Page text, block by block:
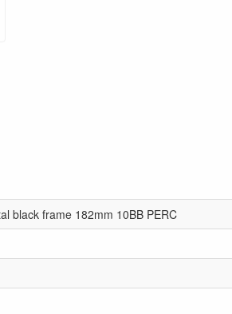
black frame 182mm 10BB PERC